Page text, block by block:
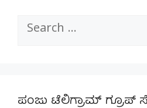
Search
ಪಂಜು ಟೆಲಿಗ್ರಾಮ್ ಗ್ರೂಪ್